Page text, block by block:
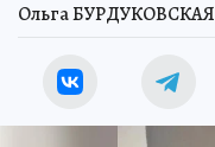
Ольга БУРДУКОВСКАЯ